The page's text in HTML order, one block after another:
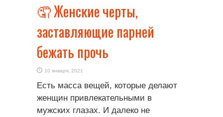
🤦 Женские черты,
заставляющие парней
бежать прочь
10 января, 2021
Есть масса вещей, которые делают
женщин привлекательными в
мужских глазах. И далеко не